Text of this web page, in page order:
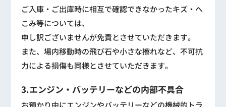
ご入庫・ご出庫時に相互で確認できなかったキズ・へ
こみ等については、
申し訳ございませんが免責とさせていただきます。
また、場内移動時の飛び石や小さな擦れなど、不可抗
力による損傷も同様とさせていただきます。
3.エンジン・バッテリーなどの内部不具合
お預かり中にエンジンやバッテリーなどの機械的トラ